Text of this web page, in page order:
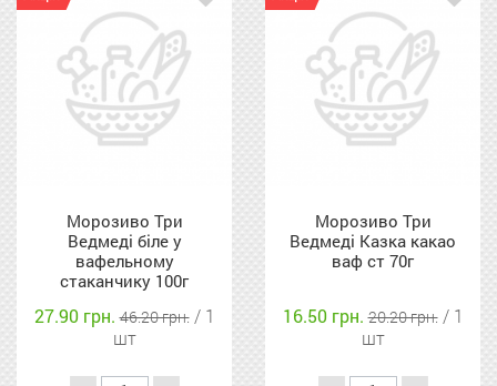
Морозиво Три
Ведмеді біле у
вафельному
стаканчику 100г
27.90 грн.46.20 грн. / 1
шт
Морозиво Три
Ведмеді Казка какао
ваф ст 70г
16.50 грн.20.20 грн. / 1
шт